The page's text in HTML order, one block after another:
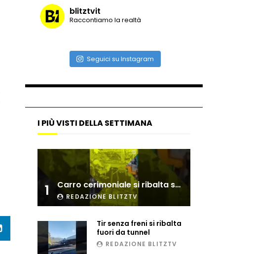
dopo incidente
Nei casinò arriva il cambio
Esplode cabina elettrica
sotterranea
Grattacielo crolla per un
incendio
blitztvit
Raccontiamo la realtà
Seguici su Instagram
I PIÙ VISTI DELLA SETTIMANA
1 Carro cerimoniale si ribalta sulla folla
REDAZIONE BLITZTV
Tir senza freni si ribalta
fuori da tunnel
REDAZIONE BLITZTV